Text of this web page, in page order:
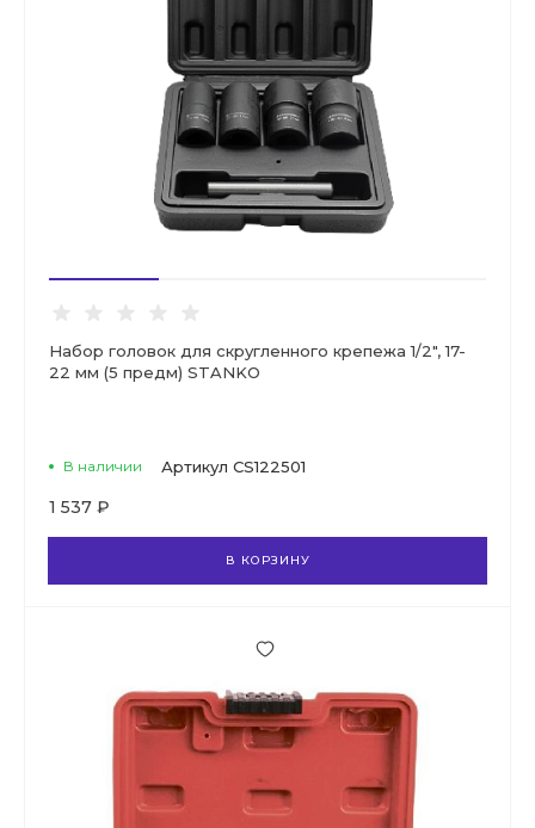
Набор головок для скругленного крепежа 1/2", 17-
22 мм (5 предм) STANKO
В наличии Артикул CS122501
1 537 ₽
В КОРЗИНУ